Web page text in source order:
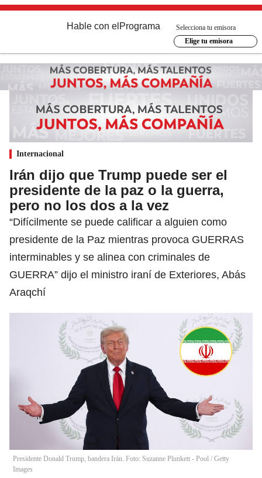
Hable con el Programa
Selecciona tu emisora
Elige tu emisora
Internacional
Irán dijo que Trump puede ser el
presidente de la paz o la guerra,
pero no los dos a la vez
“Difícilmente se puede calificar a alguien como
presidente de la Paz mientras provoca GUERRAS
interminables y se alinea con criminales de
GUERRA” dijo el ministro iraní de Exteriores, Abás
Araqchí
Presidente Donald Trump, bandera Irán. Foto: Suzanne Plunkett - Pool / Getty
Images